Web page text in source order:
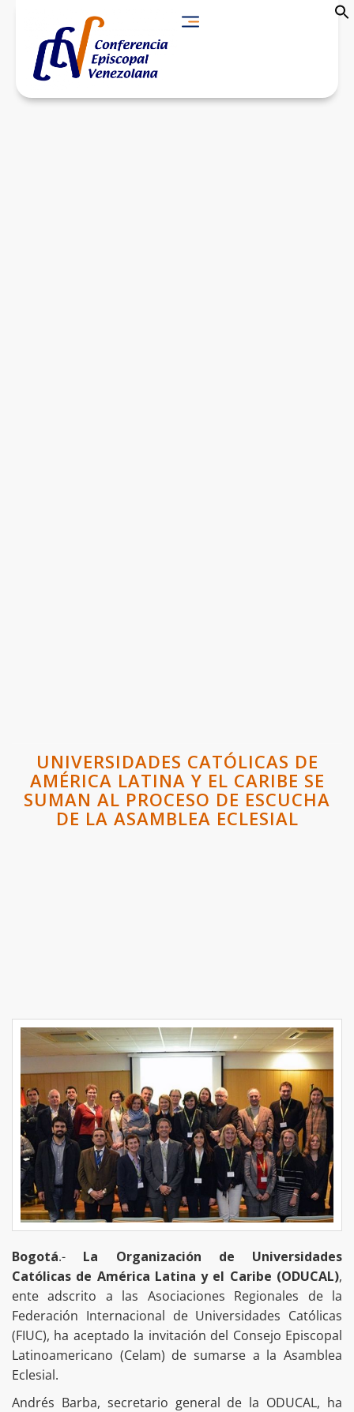
UNIVERSIDADES CATÓLICAS DE
AMÉRICA LATINA Y EL CARIBE SE
SUMAN AL PROCESO DE ESCUCHA
DE LA ASAMBLEA ECLESIAL
Bogotá.- La Organización de Universidades
Católicas de América Latina y el Caribe (ODUCAL),
ente adscrito a las Asociaciones Regionales de la
Federación Internacional de Universidades Católicas
(FIUC), ha aceptado la invitación del Consejo Episcopal
Latinoamericano (Celam) de sumarse a la Asamblea
Eclesial.
Andrés Barba, secretario general de la ODUCAL, ha